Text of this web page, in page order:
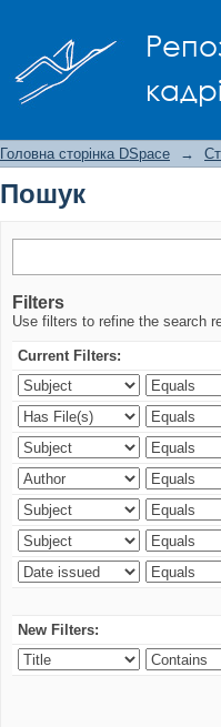
Головна сторінка DSpace →
Пошук
Filters
Use filters to refine the search
Current Filters:
New Filters: